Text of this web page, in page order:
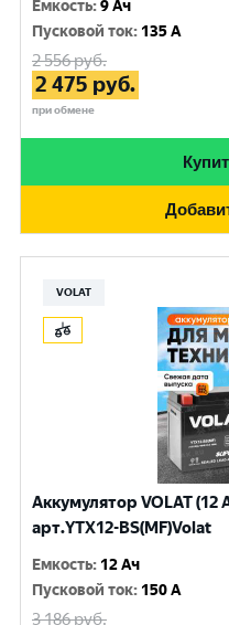
Емкость:9 Ач
Пусковой ток: 135 A
2 556руб.
2 475 руб.
при обмене
VOLAT
Аккумулятор VOLAT (12
арт.YTX12-BS(MF)Volat
Емкость: 12 Ач
Пусковой ток: 150 A
3 186руб.